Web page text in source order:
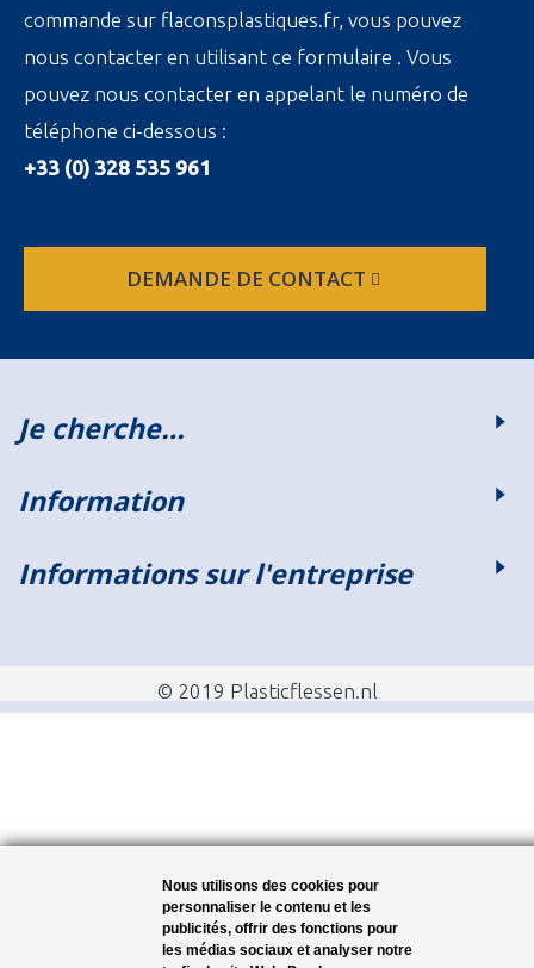
commande sur flaconsplastiques.fr, vous pouvez
nous contacter en utilisant ce formulaire . Vous
pouvez nous contacter en appelant le numéro de
téléphone ci-dessous :
+33 (0) 328 535 961
DEMANDE DE CONTACT
Je cherche…
Information
Informations sur l'entreprise
© 2019 Plasticflessen.nl
Nous utilisons des cookies pour
personnaliser le contenu et les
publicités, offrir des fonctions pour
les médias sociaux et analyser notre